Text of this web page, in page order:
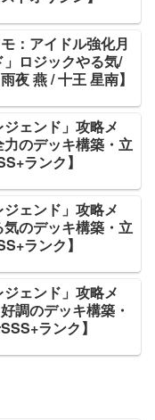
：アイドル強化月
ロジックやる気/
夜 燕 / 十王 星南】
ジェンド」攻略メ
のデッキ構築・立
ランク】
ジェンド」攻略メ
のデッキ構築・立
ランク】
ジェンド」攻略メ
調のデッキ構築・
ランク】